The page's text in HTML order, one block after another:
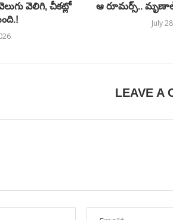
వెలిగి, చీకట్లో
ఆ రూమర్స్..
July
LEAVE A